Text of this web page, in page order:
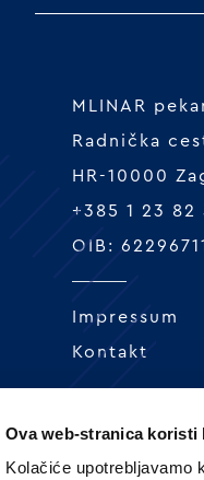
Ova web-stranica koristi
Kolačiće upotrebljavamo
MLINAR
Radnička
HR-10000
+385 1 23 82
OIB:
Impressum
Kontakt